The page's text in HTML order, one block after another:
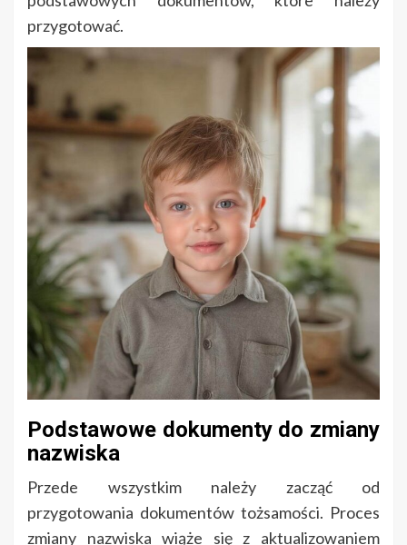
przygotować.
Podstawowe dokumenty do zmiany
nazwiska
Przede wszystkim należy zacząć od
przygotowania dokumentów tożsamości. Proces
zmiany nazwiska wiąże się z aktualizowaniem